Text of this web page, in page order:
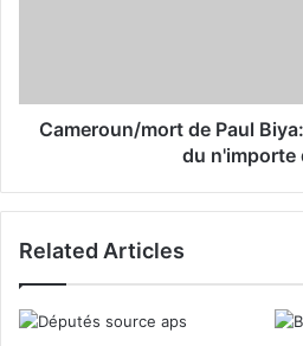
Cameroun/mort de Paul
du n'importe
Related Articles